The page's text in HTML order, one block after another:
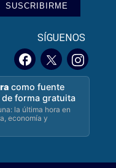
SUSCRIBIRME
SÍGUENOS
como fuente
forma gratuita
la última hora en
economía y